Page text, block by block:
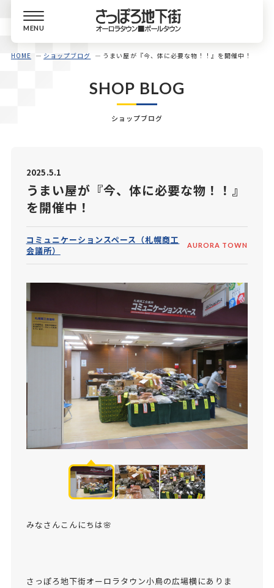
MENU
HOME ショップブログ うまい屋が『今、体に必要な物！！』を開催中！
SHOP BLOG
ショップブログ
2025.5.1
うまい屋が『今、体に必要な物！！』
を開催中！
コミュニケーションスペース（札幌商工
会議所）
AURORA TOWN
みなさんこんにちは🌸
さっぽろ地下街オーロラタウン小鳥の広場横にありま